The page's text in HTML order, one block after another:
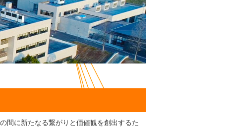
間に新たなる繋がりと価値観を創出するた